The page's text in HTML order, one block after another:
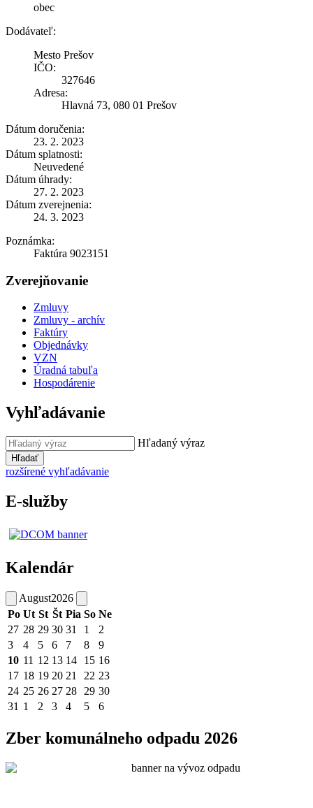
obec
Dodávateľ:
Mesto Prešov
IČO:
327646
Adresa:
Hlavná 73, 080 01 Prešov
Dátum doručenia:
23. 2. 2023
Dátum splatnosti:
Neuvedené
Dátum úhrady:
27. 2. 2023
Dátum zverejnenia:
24. 3. 2023
Poznámka:
Faktúra 9023151
Zverejňovanie
Zmluvy
Zmluvy - archív
Faktúry
Objednávky
VZN
Úradná tabuľa
Hospodárenie
Vyhľadávanie
Hľadaný výraz
Hľadať
rozšírené vyhľadávanie
E-služby
Kalendár
August2026
Po Ut St Št Pia So Ne
27 28 29 30 31 1
2
3
4 5 6 7 8
9
10 11 12 13 14 15 16
17 18 19 20 21 22 23
24 25 26 27 28 29 30
31 1 2 3 4 5 6
Zber komunálneho odpadu 2026